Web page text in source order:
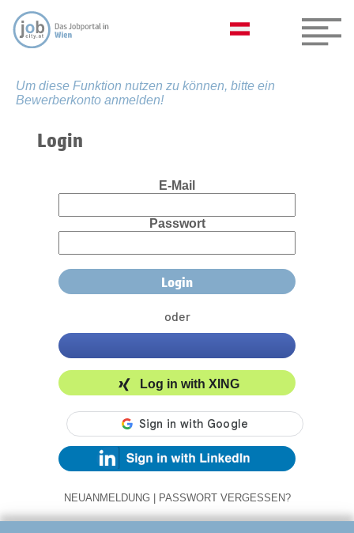
Um diese Funktion nutzen zu können, bitte ein
Bewerberkonto anmelden!
Login
E-Mail
Passwort
oder
Log in with XING
NEUANMELDUNG | PASSWORT VERGESSEN?